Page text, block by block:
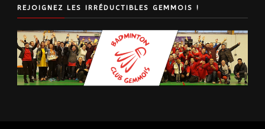
REJOIGNEZ LES IRRÉDUCTIBLES GEMMOIS !